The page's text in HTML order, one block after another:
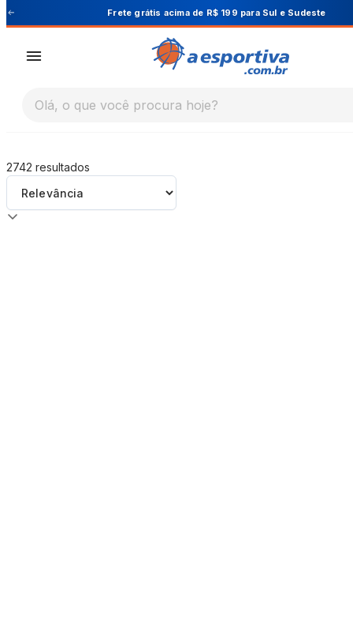
A Esportiva Cupom PRIMEIRA10 para 10%
Olá, o que você procura hoje?
2742 resultados